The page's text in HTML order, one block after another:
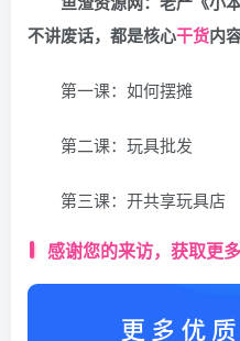
不讲废话，都是核心干货内
第一课：如何摆摊
第二课：玩具批发
第三课：开共享玩具店
感谢您的来访，获取更